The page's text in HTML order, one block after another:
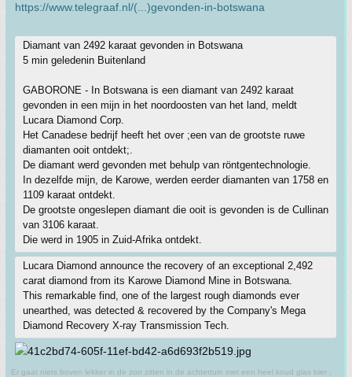
https://www.telegraaf.nl/(...)gevonden-in-botswana
Diamant van 2492 karaat gevonden in Botswana
5 min geledenin Buitenland
GABORONE - In Botswana is een diamant van 2492 karaat
gevonden in een mijn in het noordoosten van het land, meldt
Lucara Diamond Corp.
Het Canadese bedrijf heeft het over ;een van de grootste ruwe
diamanten ooit ontdekt;.
De diamant werd gevonden met behulp van röntgentechnologie.
In dezelfde mijn, de Karowe, werden eerder diamanten van 1758 en
1109 karaat ontdekt.
De grootste ongeslepen diamant die ooit is gevonden is de Cullinan
van 3106 karaat.
Die werd in 1905 in Zuid-Afrika ontdekt.
Lucara Diamond announce the recovery of an exceptional 2,492
carat diamond from its Karowe Diamond Mine in Botswana.
This remarkable find, one of the largest rough diamonds ever
unearthed, was detected & recovered by the Company's Mega
Diamond Recovery X-ray Transmission Tech.
Er gaat niets boven lekker in de zon zitten in de achtertuin met een heel koud glas bier ,